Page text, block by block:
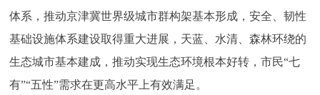
体系，推动京津冀世界级城市群构架基本形成，安全、韧性
基础设施体系建设取得重大进展，天蓝、水清、森林环绕的
生态城市基本建成，推动实现生态环境根本好转，市民“七
有”“五性”需求在更高水平上有效满足。